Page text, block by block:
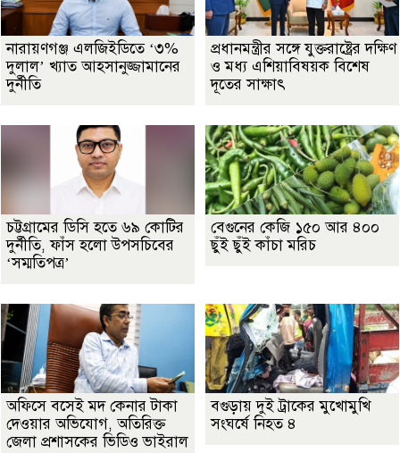
নারায়ণগঞ্জ এলজিইডিতে ‘৩%
দুলাল’ খ্যাত আহসানুজ্জামানের
দুর্নীতি
প্রধানমন্ত্রীর সঙ্গে যুক্তরাষ্ট্রের দক্ষিণ
ও মধ্য এশিয়াবিষয়ক বিশেষ
দূতের সাক্ষাৎ
চট্টগ্রামের ডিসি হতে ৬৯ কোটির
দুর্নীতি, ফাঁস হলো উপসচিবের
‘সম্মতিপত্র’
বেগুনের কেজি ১৫০ আর ৪০০
ছুঁই ছুঁই কাঁচা মরিচ
অফিসে বসেই মদ কেনার টাকা
দেওয়ার অভিযোগ, অতিরিক্ত
জেলা প্রশাসকের ভিডিও ভাইরাল
বগুড়ায় দুই ট্রাকের মুখোমুখি
সংঘর্ষে নিহত ৪